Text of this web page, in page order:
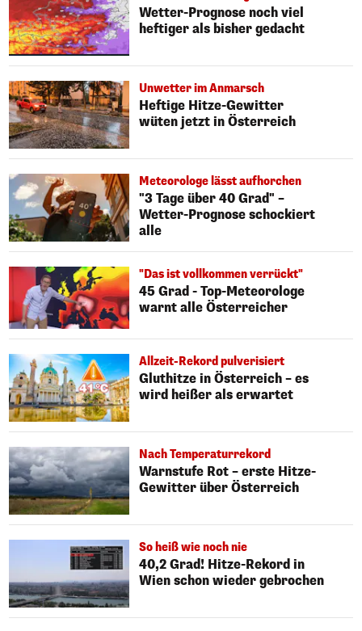
Wetter-Prognose noch viel
heftiger als bisher gedacht
Unwetter im Anmarsch
Heftige Hitze-Gewitter
wüten jetzt in Österreich
Meteorologe lässt aufhorchen
"3 Tage über 40 Grad" –
Wetter-Prognose schockiert
alle
"Das ist vollkommen verrückt"
45 Grad - Top-Meteorologe
warnt alle Österreicher
Allzeit-Rekord pulverisiert
Gluthitze in Österreich – es
wird heißer als erwartet
Nach Temperaturrekord
Warnstufe Rot – erste Hitze-
Gewitter über Österreich
So heiß wie noch nie
40,2 Grad! Hitze-Rekord in
Wien schon wieder gebrochen